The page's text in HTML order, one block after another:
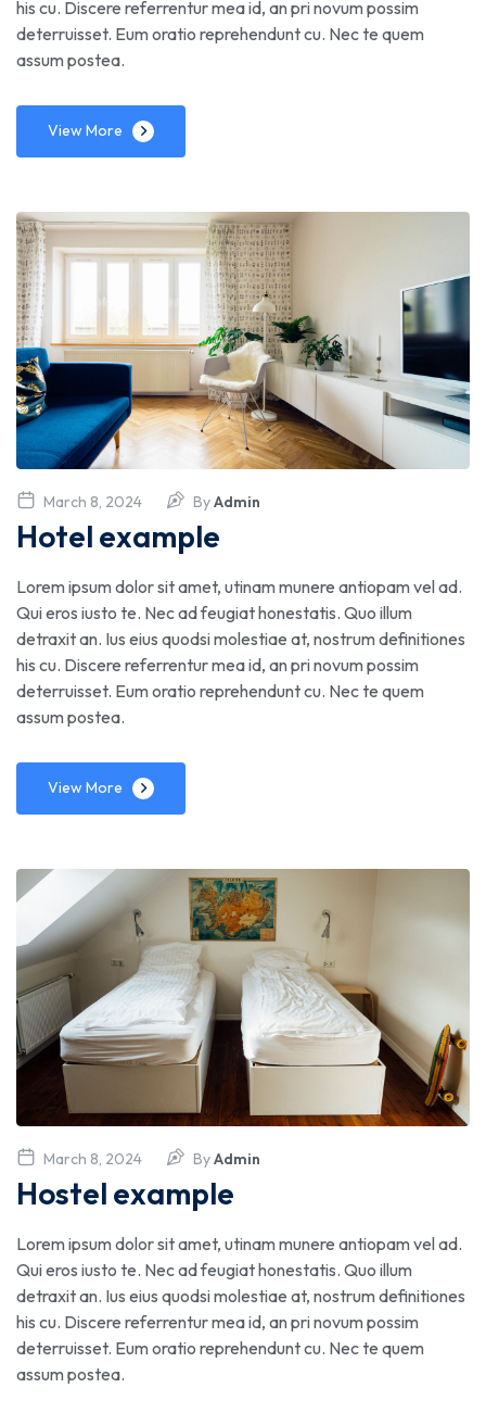
his cu. Discere referrentur mea id, an pri novum possim
deterruisset. Eum oratio reprehendunt cu. Nec te quem
assum postea.
View More
March 8, 2024 ByAdmin
Hotel example
Lorem ipsum dolor sit amet, utinam munere antiopam vel ad.
Qui eros iusto te. Nec ad feugiat honestatis. Quo illum
detraxit an. Ius eius quodsi molestiae at, nostrum definitiones
his cu. Discere referrentur mea id, an pri novum possim
deterruisset. Eum oratio reprehendunt cu. Nec te quem
assum postea.
View More
March 8, 2024 ByAdmin
Hostel example
Lorem ipsum dolor sit amet, utinam munere antiopam vel ad.
Qui eros iusto te. Nec ad feugiat honestatis. Quo illum
detraxit an. Ius eius quodsi molestiae at, nostrum definitiones
his cu. Discere referrentur mea id, an pri novum possim
deterruisset. Eum oratio reprehendunt cu. Nec te quem
assum postea.